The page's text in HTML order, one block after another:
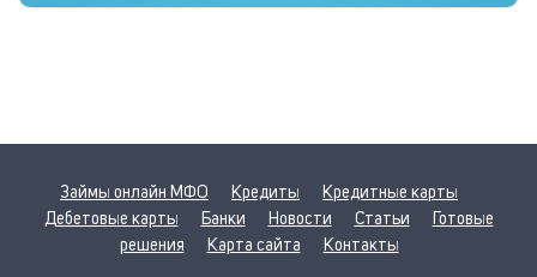
Займы онлайн МФО Кредиты
Кредитные карты
Дебетовые карты
Банки Новости Статьи
Готовые
решения
Карта сайта Контакты